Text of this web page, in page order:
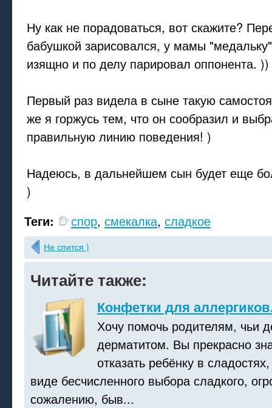
Ну как не порадоваться, вот скажите?
бабушкой зарисовался, у мамы
изящно и по делу парировал оппонента. ))
Первый раз видела в сыне такую
же я горжусь тем, что он сообразил и
правильную линию поведения! )
Надеюсь, в дальнейшем сын будет еще
)
Теги:
спор, смекалка, сладкое
Не спится )
Читайте также:
Конфетки для
Хочу помочь родителям, чьи
дерматитом. Вы прекрасно
отказать ребёнку в
виде бесчисленного выбора сладкого,
сожалению, быв...